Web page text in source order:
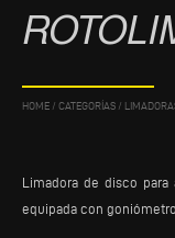
HOME / CATEGORÍAS /
Limadora de disco
equipada con